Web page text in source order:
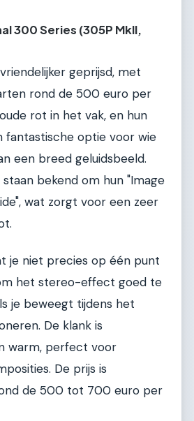
300 Series (305P MkII,
geprijsd, met
rond de 500 euro per
rot in het vak, en hun
fantastische optie voor wie
een breed geluidsbeeld.
bekend om hun "Image
wat zorgt voor een zeer
je niet precies op één punt
het stereo-effect goed te
je beweegt tijdens het
De klank is
warm, perfect voor
De prijs is
de 500 tot 700 euro per